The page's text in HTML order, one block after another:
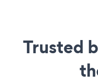
Trusted